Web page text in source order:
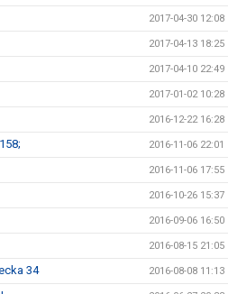
2017-04-30 12:08
2017-04-13 18:25
2017-04-10 22:49
2017-01-02 10:28
2016-12-22 16:28
2016-11-06 22:01
2016-11-06 17:55
2016-10-26 15:37
2016-09-06 16:50
2016-08-15 21:05
34 2016-08-08 11:13